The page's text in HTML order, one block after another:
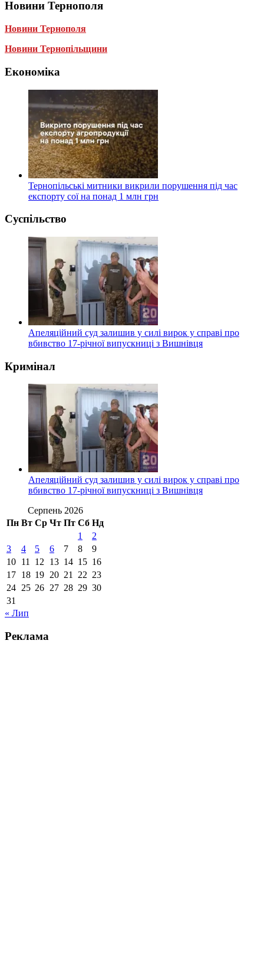
Новини Тернополя
Новини Тернополя
Новини Тернопільщини
Економіка
Тернопільські митники викрили порушення під час
експорту сої на понад 1 млн грн
Суспільство
Апеляційний суд залишив у силі вирок у справі про
вбивство 17-річної випускниці з Вишнівця
Кримінал
Апеляційний суд залишив у силі вирок у справі про
вбивство 17-річної випускниці з Вишнівця
Серпень 2026
Пн Вт Ср Чт Пт Сб Нд
1
2
3
4 5 6 7 8
9
10 11 12 13 14 15 16
17 18 19 20 21 22 23
24 25 26 27 28 29 30
31
« Лип
Реклама